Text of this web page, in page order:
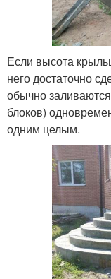
Если высота
него достаточно
обычно
блоков)
одним целым.